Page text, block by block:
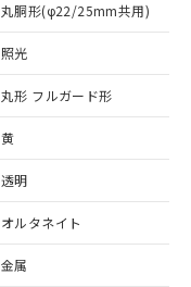
丸胴形(φ22/25mm共用)
照光
丸形 フルガード形
黄
透明
オルタネイト
金属